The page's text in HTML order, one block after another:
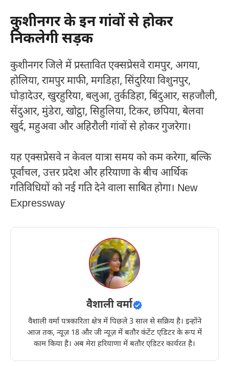
कुशीनगर के इन गांवों से होकर
निकलेगी सड़क
कुशीनगर जिले में प्रस्तावित एक्सप्रेसवे रामपुर, अगया,
होलिया, रामपुर माफी, मगडिहा, सिंदुरिया विशुनपुर,
घोड़ादेउर, खुरहुरिया, बलुआ, तुर्कडिहा, बिंदुआर, सहजौली,
सेंदुआर, मुंडेरा, खोट्ठा, सिहुलिया, टिकर, छपिया, बेलवा
खुर्द, महुअवा और अहिरौली गांवों से होकर गुजरेगा।
यह एक्सप्रेसवे न केवल यात्रा समय को कम करेगा, बल्कि
पूर्वांचल, उत्तर प्रदेश और हरियाणा के बीच आर्थिक
गतिविधियों को नई गति देने वाला साबित होगा। New
Expressway
वैशाली वर्मा
वैशाली वर्मा पत्रकारिता क्षेत्र में पिछले 3 साल से सक्रिय है। इन्होंने
आज तक, न्यूज़ 18 और जी न्यूज़ में बतौर कंटेंट एडिटर के रूप में
काम किया है। अब मेरा हरियाणा में बतौर एडिटर कार्यरत है।